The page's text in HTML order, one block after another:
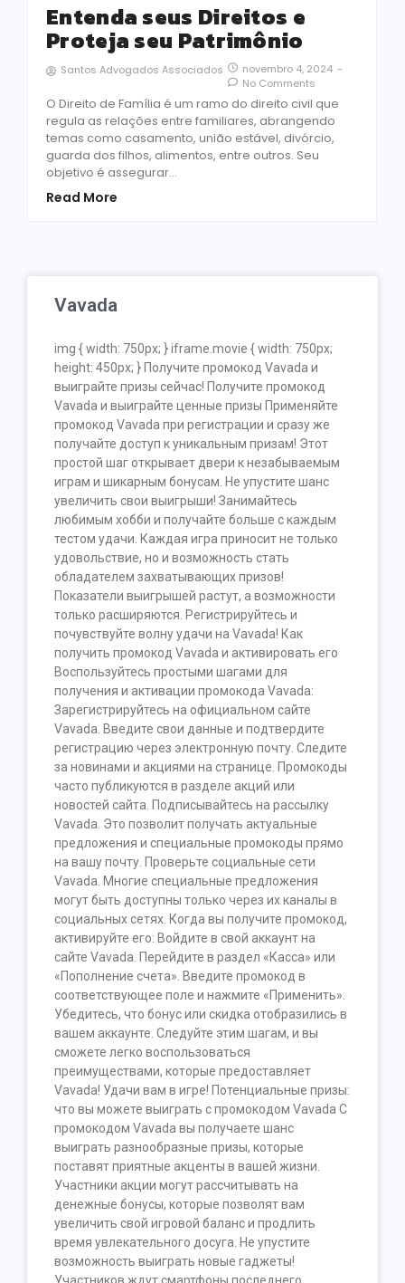
Entenda seus Direitos e
Proteja seu Patrimônio
Santos Advogados Associados novembro 4, 2024 -
No Comments
O Direito de Família é um ramo do direito civil que
regula as relações entre familiares, abrangendo
temas como casamento, união estável, divórcio,
guarda dos filhos, alimentos, entre outros. Seu
objetivo é assegurar…
Read More
Vavada
img { width: 750px; } iframe.movie { width: 750px;
height: 450px; } Получите промокод Vavada и
выиграйте призы сейчас! Получите промокод
Vavada и выиграйте ценные призы Применяйте
промокод Vavada при регистрации и сразу же
получайте доступ к уникальным призам! Этот
простой шаг открывает двери к незабываемым
играм и шикарным бонусам. Не упустите шанс
увеличить свои выигрыши! Занимайтесь
любимым хобби и получайте больше с каждым
тестом удачи. Каждая игра приносит не только
удовольствие, но и возможность стать
обладателем захватывающих призов!
Показатели выигрышей растут, а возможности
только расширяются. Регистрируйтесь и
почувствуйте волну удачи на Vavada! Как
получить промокод Vavada и активировать его
Воспользуйтесь простыми шагами для
получения и активации промокода Vavada:
Зарегистрируйтесь на официальном сайте
Vavada. Введите свои данные и подтвердите
регистрацию через электронную почту. Следите
за новинами и акциями на странице. Промокоды
часто публикуются в разделе акций или
новостей сайта. Подписывайтесь на рассылку
Vavada. Это позволит получать актуальные
предложения и специальные промокоды прямо
на вашу почту. Проверьте социальные сети
Vavada. Многие специальные предложения
могут быть доступны только через их каналы в
социальных сетях. Когда вы получите промокод,
активируйте его: Войдите в свой аккаунт на
сайте Vavada. Перейдите в раздел «Касса» или
«Пополнение счета». Введите промокод в
соответствующее поле и нажмите «Применить».
Убедитесь, что бонус или скидка отобразились в
вашем аккаунте. Следуйте этим шагам, и вы
сможете легко воспользоваться
преимуществами, которые предоставляет
Vavada! Удачи вам в игре! Потенциальные призы:
что вы можете выиграть с промокодом Vavada С
промокодом Vavada вы получаете шанс
выиграть разнообразные призы, которые
поставят приятные акценты в вашей жизни.
Участники акции могут рассчитывать на
денежные бонусы, которые позволят вам
увеличить свой игровой баланс и продлить
время увлекательного досуга. Не упустите
возможность выиграть новые гаджеты!